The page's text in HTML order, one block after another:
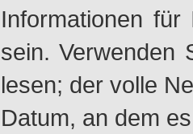
Informationen
sein. Verwenden
lesen; der volle
Datum, an dem